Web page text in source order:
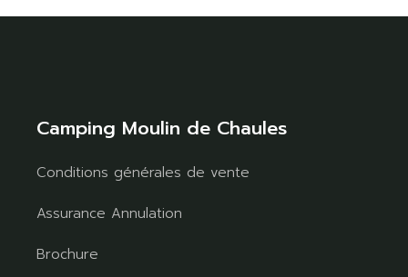
Camping Moulin de Chaules
Conditions générales de vente
Assurance Annulation
Brochure